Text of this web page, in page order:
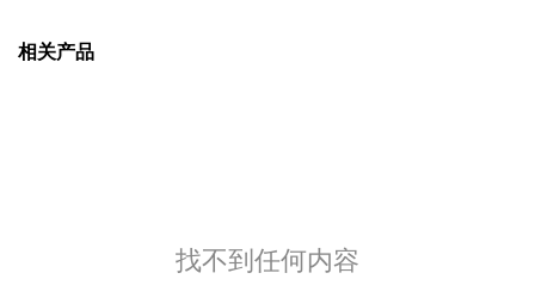
相关产品
找不到任何内容